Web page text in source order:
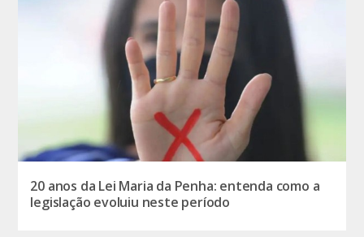
20 anos da Lei Maria da Penha: entenda como a
legislação evoluiu neste período